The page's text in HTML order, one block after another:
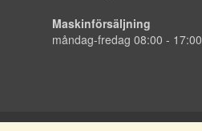
Maskinförsäljning
måndag-fredag 08:00 - 17:00